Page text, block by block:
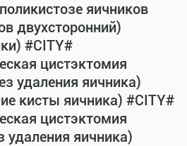
яичников
двухсторонний)
#CITY#
цистэктомия
удаления яичника)
кисты яичника) #CITY#
цистэктомия
удаления яичника)